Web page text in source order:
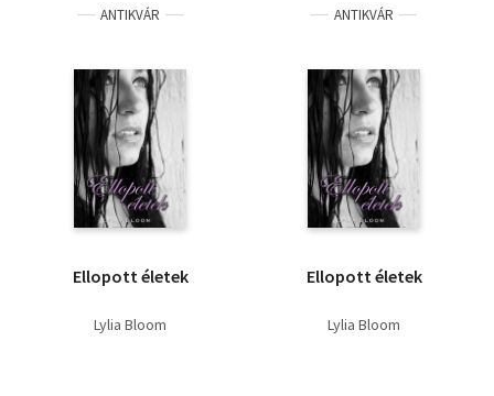
Művészet
Szakkönyv
Szótár, nyelvkönyv
Tankönyv, segédkönyv
Társadalomtudomány
Természettudomány
ANTIKVÁR
Ellopott életek
Lylia Bloom
ANTIKVÁR
Ellopott életek
Lylia Bloom